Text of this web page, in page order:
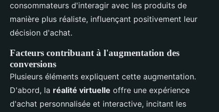
consommateurs d'interagir avec les produits de
manière plus réaliste, influençant positivement leur
décision d'achat.
Facteurs contribuant à l'augmentation des
conversions
Plusieurs éléments expliquent cette augmentation.
D'abord, la réalité virtuelle offre une expérience
d'achat personnalisée et interactive, incitant les